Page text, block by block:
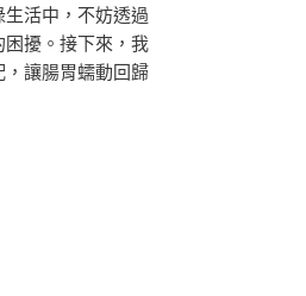
活中，不妨透過
擾。接下來，我
讓腸胃蠕動回歸